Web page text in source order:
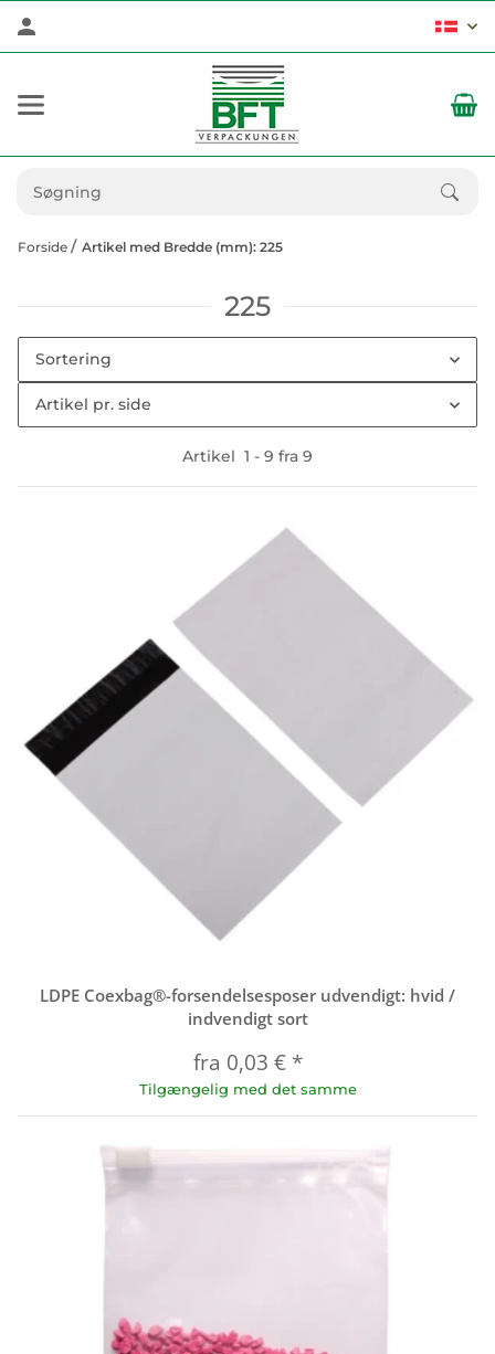
Forside Artikel med Bredde (mm): 225
225
Sortering
Artikel pr. side
Artikel 1 - 9 fra 9
LDPE Coexbag®-forsendelsesposer udvendigt: hvid /
indvendigt sort
fra 0,03 € *
Tilgængelig med det samme